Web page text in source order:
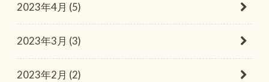
2023年4月 (5)
2023年3月 (3)
2023年2月 (2)